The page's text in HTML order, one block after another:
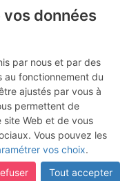
données
par nous et par des
au fonctionnement du
ajustés par vous à
permettent de
Web et de vous
Vous pouvez les
vos choix.
Tout accepter